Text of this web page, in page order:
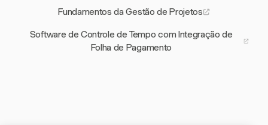
Fundamentos da Gestão de Projetos
Software de Controle de Tempo com Integração de
Folha de Pagamento